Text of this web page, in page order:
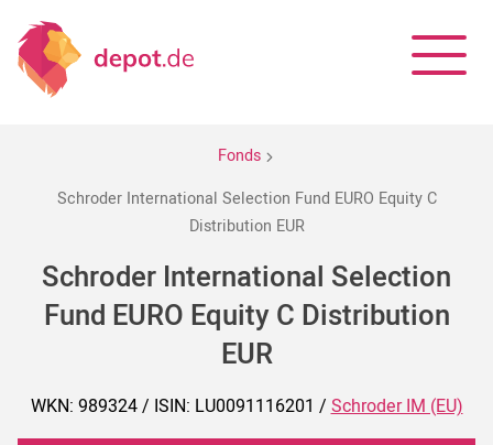
Fonds
Schroder International Selection Fund EURO Equity C
Distribution EUR
Schroder International Selection
Fund EURO Equity C Distribution
EUR
WKN: 989324 / ISIN: LU0091116201 /Schroder IM (EU)